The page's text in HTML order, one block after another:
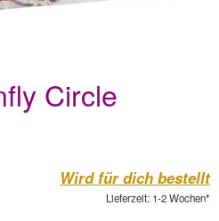
Circle
Wird für dich bestellt
Lieferzeit: 1-2 Wochen*